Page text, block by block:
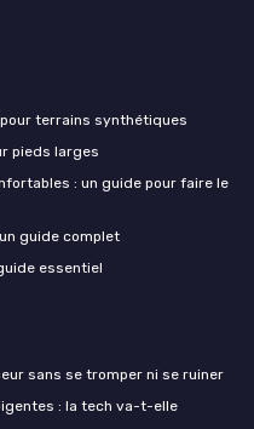
terrains synthétiques
pieds larges
: un guide pour faire le
guide complet
essentiel
sans se tromper ni se ruiner
: la tech va-t-elle